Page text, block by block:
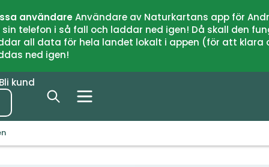
användareAnvändare av Naturkartans app för
telefon i så fall och laddar ned igen! Då skall den
all data för hela landet lokalt i appen (för att
ned igen!
Bli kund